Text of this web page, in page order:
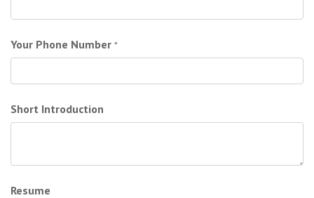
Your Phone Number *
Short Introduction
Resume